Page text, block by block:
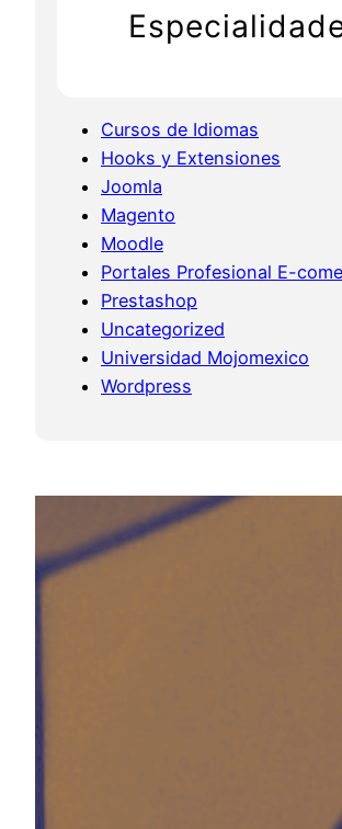
s
p
d
s
a
r
r
o
l
l
Cursos de Idiomas
Hooks y Extensiones
Joomla
Magento
Moodle
Portales Profesional E-
Prestashop
Uncategorized
Universidad Mojomexico
Wordpress